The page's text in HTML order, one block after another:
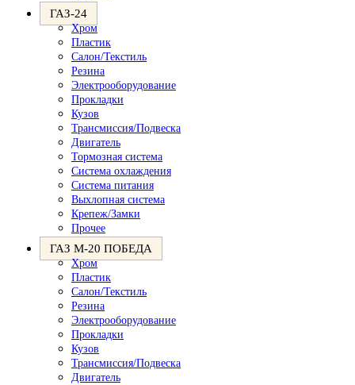
ГАЗ-24
Хром
Пластик
Салон/Текстиль
Резина
Электрооборудование
Прокладки
Кузов
Трансмиссия/Подвеска
Двигатель
Тормозная система
Система охлаждения
Система питания
Выхлопная система
Крепеж/Замки
Прочее
ГАЗ М-20 ПОБЕДА
Хром
Пластик
Салон/Текстиль
Резина
Электрооборудование
Прокладки
Кузов
Трансмиссия/Подвеска
Двигатель